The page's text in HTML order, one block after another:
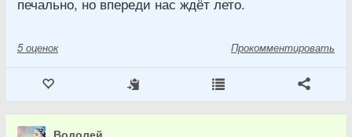
5 оценок Прокомментировать
Водолей